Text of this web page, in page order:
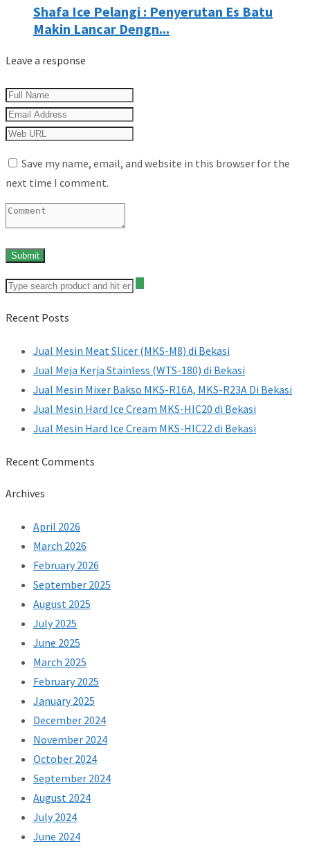
Shafa Ice Pelangi : Penyerutan Es Batu
Makin Lancar Dengn...
Leave a response
Save my name, email, and website in this browser for the
next time I comment.
Recent Posts
Jual Mesin Meat Slicer (MKS-M8) di Bekasi
Jual Meja Kerja Stainless (WTS-180) di Bekasi
Jual Mesin Mixer Bakso MKS-R16A, MKS-R23A Di Bekasi
Jual Mesin Hard Ice Cream MKS-HIC20 di Bekasi
Jual Mesin Hard Ice Cream MKS-HIC22 di Bekasi
Recent Comments
Archives
April 2026
March 2026
February 2026
September 2025
August 2025
July 2025
June 2025
March 2025
February 2025
January 2025
December 2024
November 2024
October 2024
September 2024
August 2024
July 2024
June 2024